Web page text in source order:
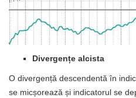
Divergențe alcista
O divergență descendentă în
se micșorează și indicatorul se